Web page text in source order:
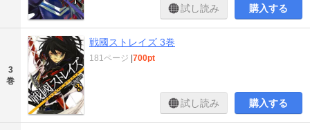
試し読み 購入する
3
巻
戦國ストレイズ 3巻
181ページ |700pt
試し読み 購入する